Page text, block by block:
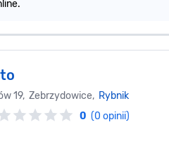
19, Zebrzydowice, Rybnik
0 (0 opinii)